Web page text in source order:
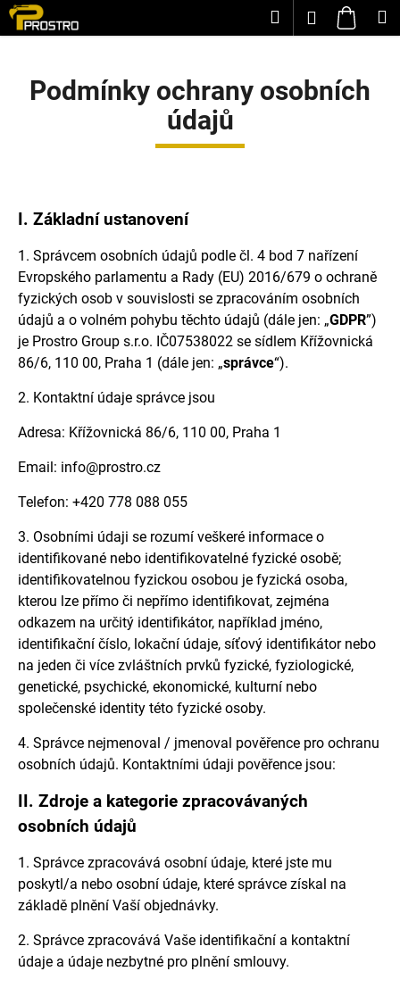
Přejít
na
obsah
HledatPřihlášení
košík
Podmínky ochrany osobních
údajů
I. Základní ustanovení
1. Správcem osobních údajů podle čl. 4 bod 7 nařízení
Evropského parlamentu a Rady (EU) 2016/679 o ochraně
fyzických osob v souvislosti se zpracováním osobních
údajů a o volném pohybu těchto údajů (dále jen: „GDPR”)
je Prostro Group s.r.o. IČ07538022 se sídlem Křížovnická
86/6, 110 00, Praha 1 (dále jen: „správce“).
2. Kontaktní údaje správce jsou
Adresa: Křížovnická 86/6, 110 00, Praha 1
Email: info@prostro.cz
Telefon: +420 778 088 055
3. Osobními údaji se rozumí veškeré informace o
identifikované nebo identifikovatelné fyzické osobě;
identifikovatelnou fyzickou osobou je fyzická osoba,
kterou lze přímo či nepřímo identifikovat, zejména
odkazem na určitý identifikátor, například jméno,
identifikační číslo, lokační údaje, síťový identifikátor nebo
na jeden či více zvláštních prvků fyzické, fyziologické,
genetické, psychické, ekonomické, kulturní nebo
společenské identity této fyzické osoby.
4. Správce nejmenoval / jmenoval pověřence pro ochranu
osobních údajů. Kontaktními údaji pověřence jsou:
II. Zdroje a kategorie zpracovávaných
osobních údajů
1. Správce zpracovává osobní údaje, které jste mu
poskytl/a nebo osobní údaje, které správce získal na
základě plnění Vaší objednávky.
2. Správce zpracovává Vaše identifikační a kontaktní
údaje a údaje nezbytné pro plnění smlouvy.
K
o
Zpět
Zpět
C
ř
e
b
u
j
e
t
e
n
j
í
t
?
HLEDAT
D
o
p
o
r
č
u
j
e
e